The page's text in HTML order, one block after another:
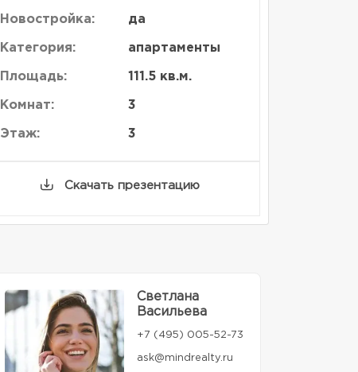
Новостройка: да
Категория: апартаменты
Площадь: 111.5 кв.м.
Комнат: 3
Этаж: 3
Скачать презентацию
Светлана
Васильева
+7 (495) 005-52-73
ask@mindrealty.ru